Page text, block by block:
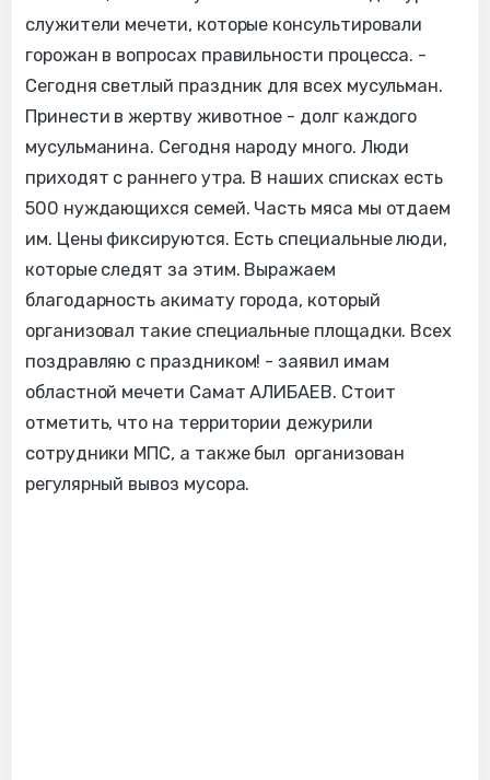
служители мечети, которые консультировали
горожан в вопросах правильности процесса. -
Сегодня светлый праздник для всех мусульман.
Принести в жертву животное - долг каждого
мусульманина. Сегодня народу много. Люди
приходят с раннего утра. В наших списках есть
500 нуждающихся семей. Часть мяса мы отдаем
им. Цены фиксируются. Есть специальные люди,
которые следят за этим. Выражаем
благодарность акимату города, который
организовал такие специальные площадки. Всех
поздравляю с праздником! - заявил имам
областной мечети Самат АЛИБАЕВ. Стоит
отметить, что на территории дежурили
сотрудники МПС, а также был организован
регулярный вывоз мусора.